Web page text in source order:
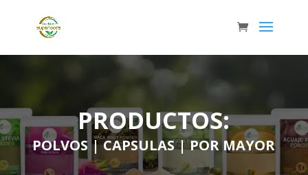
PRODUCTOS:
POLVOS |CAPSULAS|POR MAYOR